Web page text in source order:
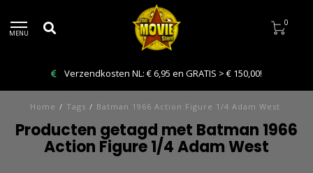
MENU
0
Verzendkosten NL: € 6,95 en GRATIS > € 150,00!
Home / Tags / Batman 1966 Action Figure 1/4 Adam West
Producten getagd met Batman 1966
Action Figure 1/4 Adam West